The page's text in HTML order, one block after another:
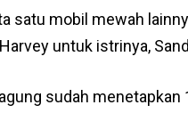
satu mobil mewah
untuk istrinya,
sudah